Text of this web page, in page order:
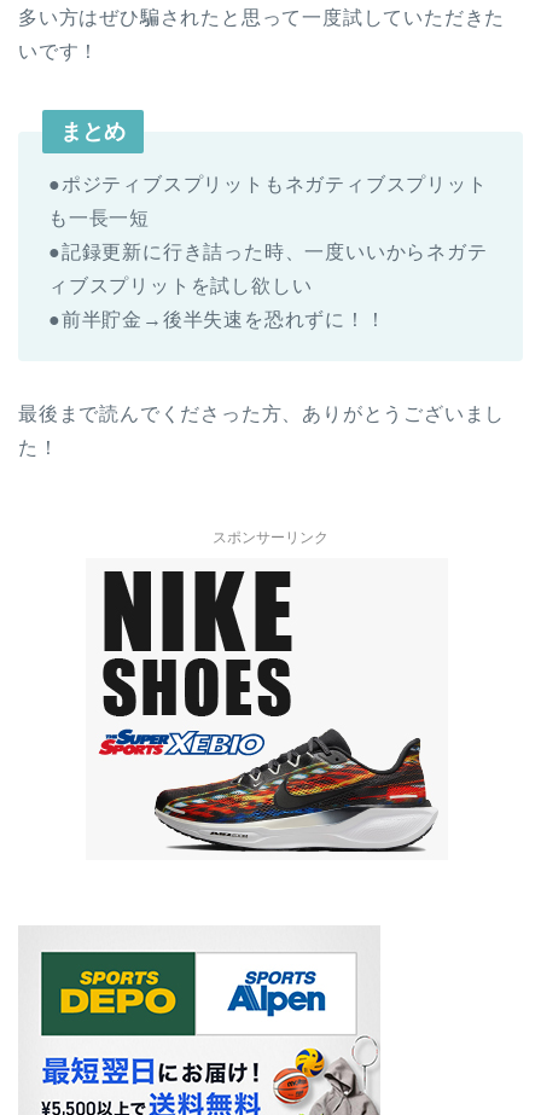
多い方はぜひ騙されたと思って一度試していただきた
いです！
まとめ
●ポジティブスプリットもネガティブスプリット
も一長一短
●記録更新に行き詰った時、一度いいからネガテ
ィブスプリットを試し欲しい
●前半貯金→後半失速を恐れずに！！
最後まで読んでくださった方、ありがとうございまし
た！
スポンサーリンク